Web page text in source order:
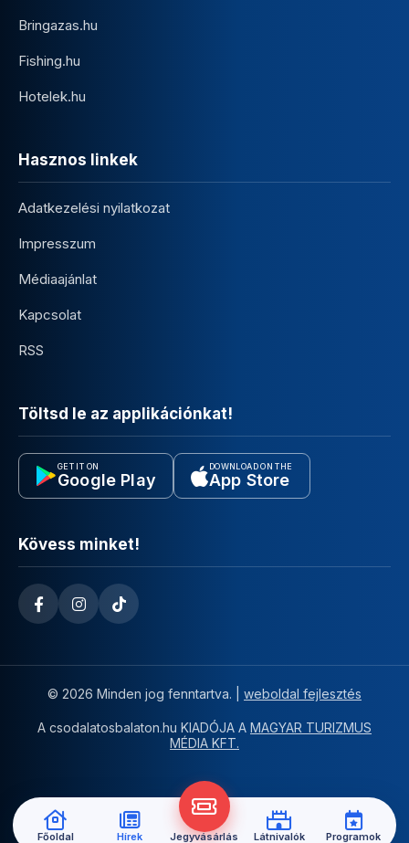
Bringazas.hu
Fishing.hu
Hotelek.hu
Hasznos linkek
Adatkezelési nyilatkozat
Impresszum
Médiaajánlat
Kapcsolat
RSS
Töltsd le az applikációnkat!
GET IT ON
Google Play
DOWNLOAD ON THE
App Store
Kövess minket!
© 2026 Minden jog fenntartva. | weboldal fejlesztés
A csodalatosbalaton.hu KIADÓJA A MAGYAR TURIZMUS
MÉDIA KFT.
Főoldal Hírek Jegyvásárlás Látnivalók Programok